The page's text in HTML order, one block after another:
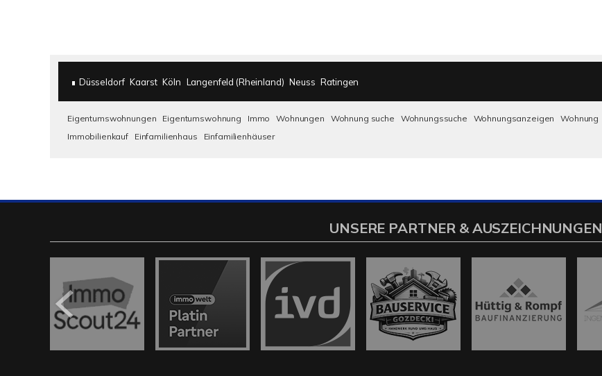
Düsseldorf Kaarst Köln Langenfeld (Rheinland) Neuss Ratingen
Eigentumswohnungen Eigentumswohnung Immo Wohnungen Wohnung suche Wohnungssuche Wohnungsanzeigen Wohnung
Immobilienkauf
Einfamilienhaus Einfamilienhäuser
UNSERE PARTNER & AUSZEICHNUNGEN